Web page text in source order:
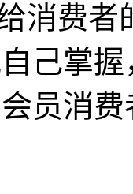
消费者
己掌
员消